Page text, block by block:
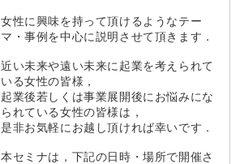
女性に興味を持って頂けるようなテー
マ・事例を中心に説明させて頂きます．
近い未来や遠い未来に起業を考えられて
いる女性の皆様，
起業後若しくは事業展開後にお悩みにな
られている女性の皆様は，
是非お気軽にお越し頂ければ幸いです．
本セミナは，下記の日時・場所で開催さ